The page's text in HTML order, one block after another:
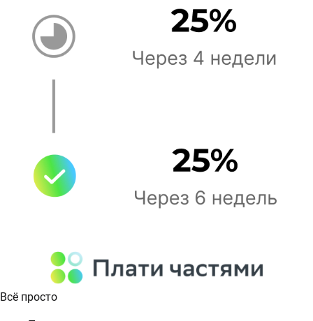
Всё просто